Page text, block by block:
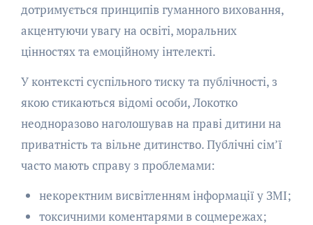
дотримується принципів гуманного виховання,
акцентуючи увагу на освіті, моральних
цінностях та емоційному інтелекті.
У контексті суспільного тиску та публічності, з
якою стикаються відомі особи, Локотко
неодноразово наголошував на праві дитини на
приватність та вільне дитинство. Публічні сім’ї
часто мають справу з проблемами:
некоректним висвітленням інформації у ЗМІ;
токсичними коментарями в соцмережах;